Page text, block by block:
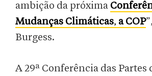
ambição da próxima
Mudanças Climáticas, a COP
Burgess.
A 29ª Conferência das Partes